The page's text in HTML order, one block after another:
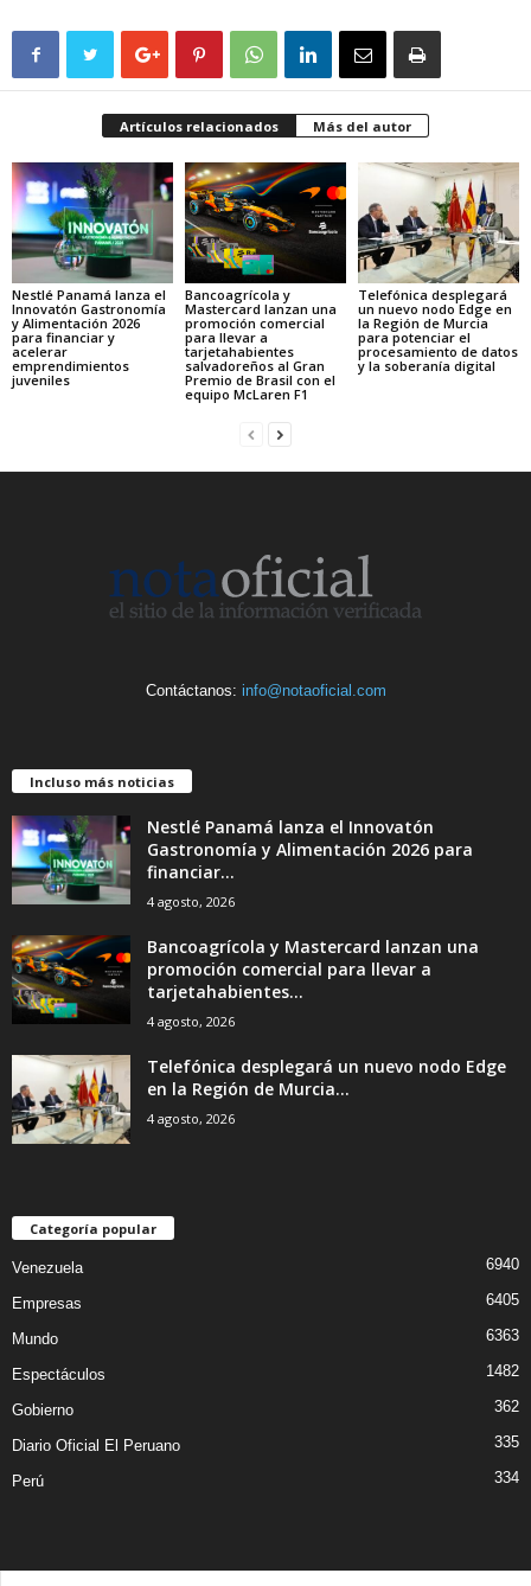
Artículos relacionados Más del autor
Nestlé Panamá lanza el
Innovatón Gastronomía
y Alimentación 2026
para financiar y
acelerar
emprendimientos
juveniles
Bancoagrícola y
Mastercard lanzan una
promoción comercial
para llevar a
tarjetahabientes
salvadoreños al Gran
Premio de Brasil con el
equipo McLaren F1
Telefónica desplegará
un nuevo nodo Edge en
la Región de Murcia
para potenciar el
procesamiento de datos
y la soberanía digital
Contáctanos: info@notaoficial.com
Incluso más noticias
Nestlé Panamá lanza el Innovatón
Gastronomía y Alimentación 2026 para
financiar...
4 agosto, 2026
Bancoagrícola y Mastercard lanzan una
promoción comercial para llevar a
tarjetahabientes...
4 agosto, 2026
Telefónica desplegará un nuevo nodo Edge
en la Región de Murcia...
4 agosto, 2026
Categoría popular
Venezuela 6940
Empresas 6405
Mundo 6363
Espectáculos 1482
Gobierno 362
Diario Oficial El Peruano 335
Perú 334